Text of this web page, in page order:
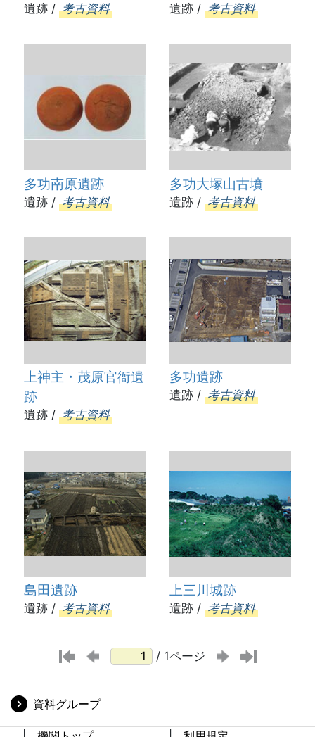
遺跡 / 考古資料 遺跡 / 考古資料
多功南原遺跡
遺跡 / 考古資料
多功大塚山古墳
遺跡 / 考古資料
上神主・茂原官衙遺
跡
遺跡 / 考古資料
多功遺跡
遺跡 / 考古資料
島田遺跡
遺跡 / 考古資料
上三川城跡
遺跡 / 考古資料
/ 1ページ
資料グループ